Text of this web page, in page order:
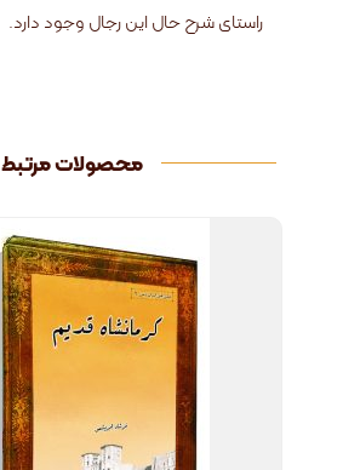
راستای شرح حال این رجال وجود دارد.
محصولات مرتبط